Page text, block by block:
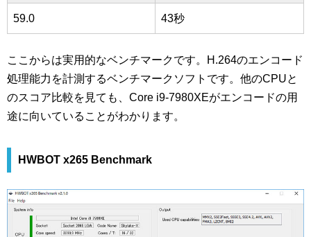
59.0 43秒
ここからは実用的なベンチマークです。H.264のエンコード
処理能力を計測するベンチマークソフトです。他のCPUと
のスコア比較を見ても、Core i9-7980XEがエンコードの用
途に向いていることがわかります。
HWBOT x265 Benchmark